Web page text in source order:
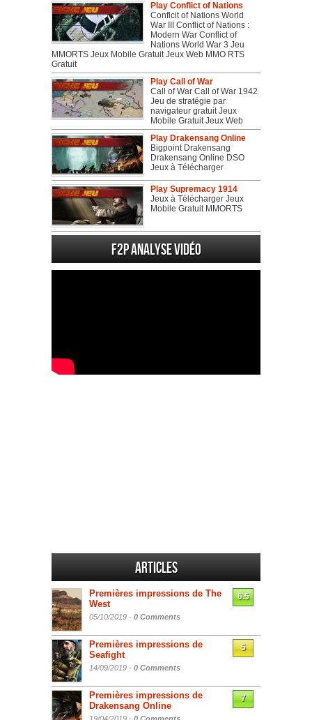
Play Conflict of Nations
Conflcit of Nations World
War III Conflict of Nations :
Modern War Conflict of
Nations World War 3 Jeu
MMORTS Jeux Mobile Gratuit Jeux Web MMO RTS
Gratuit
Play Call of War
Call of War Call of War 1942
Jeu de stratégie par
navigateur gratuit Jeux
Mobile Gratuit Jeux Web
Play Drakensang Online
Bigpoint Drakensang
Drakensang Online DSO
Jeux à Télécharger
Play Supremacy 1914
Jeux à Télécharger Jeux
Mobile Gratuit MMORTS
F2P Analyse vidéo
Articles
Premières impressions de The
West
05/10/2019 - 0 Comments
6.5
Premières impressions de
Seafight
14/09/2019 - 0 Comments
5
Premières impressions de
Drakensang Online
7